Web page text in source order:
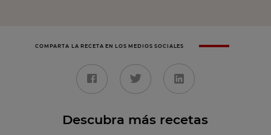
COMPARTA LA RECETA EN LOS MEDIOS SOCIALES
Descubra más recetas